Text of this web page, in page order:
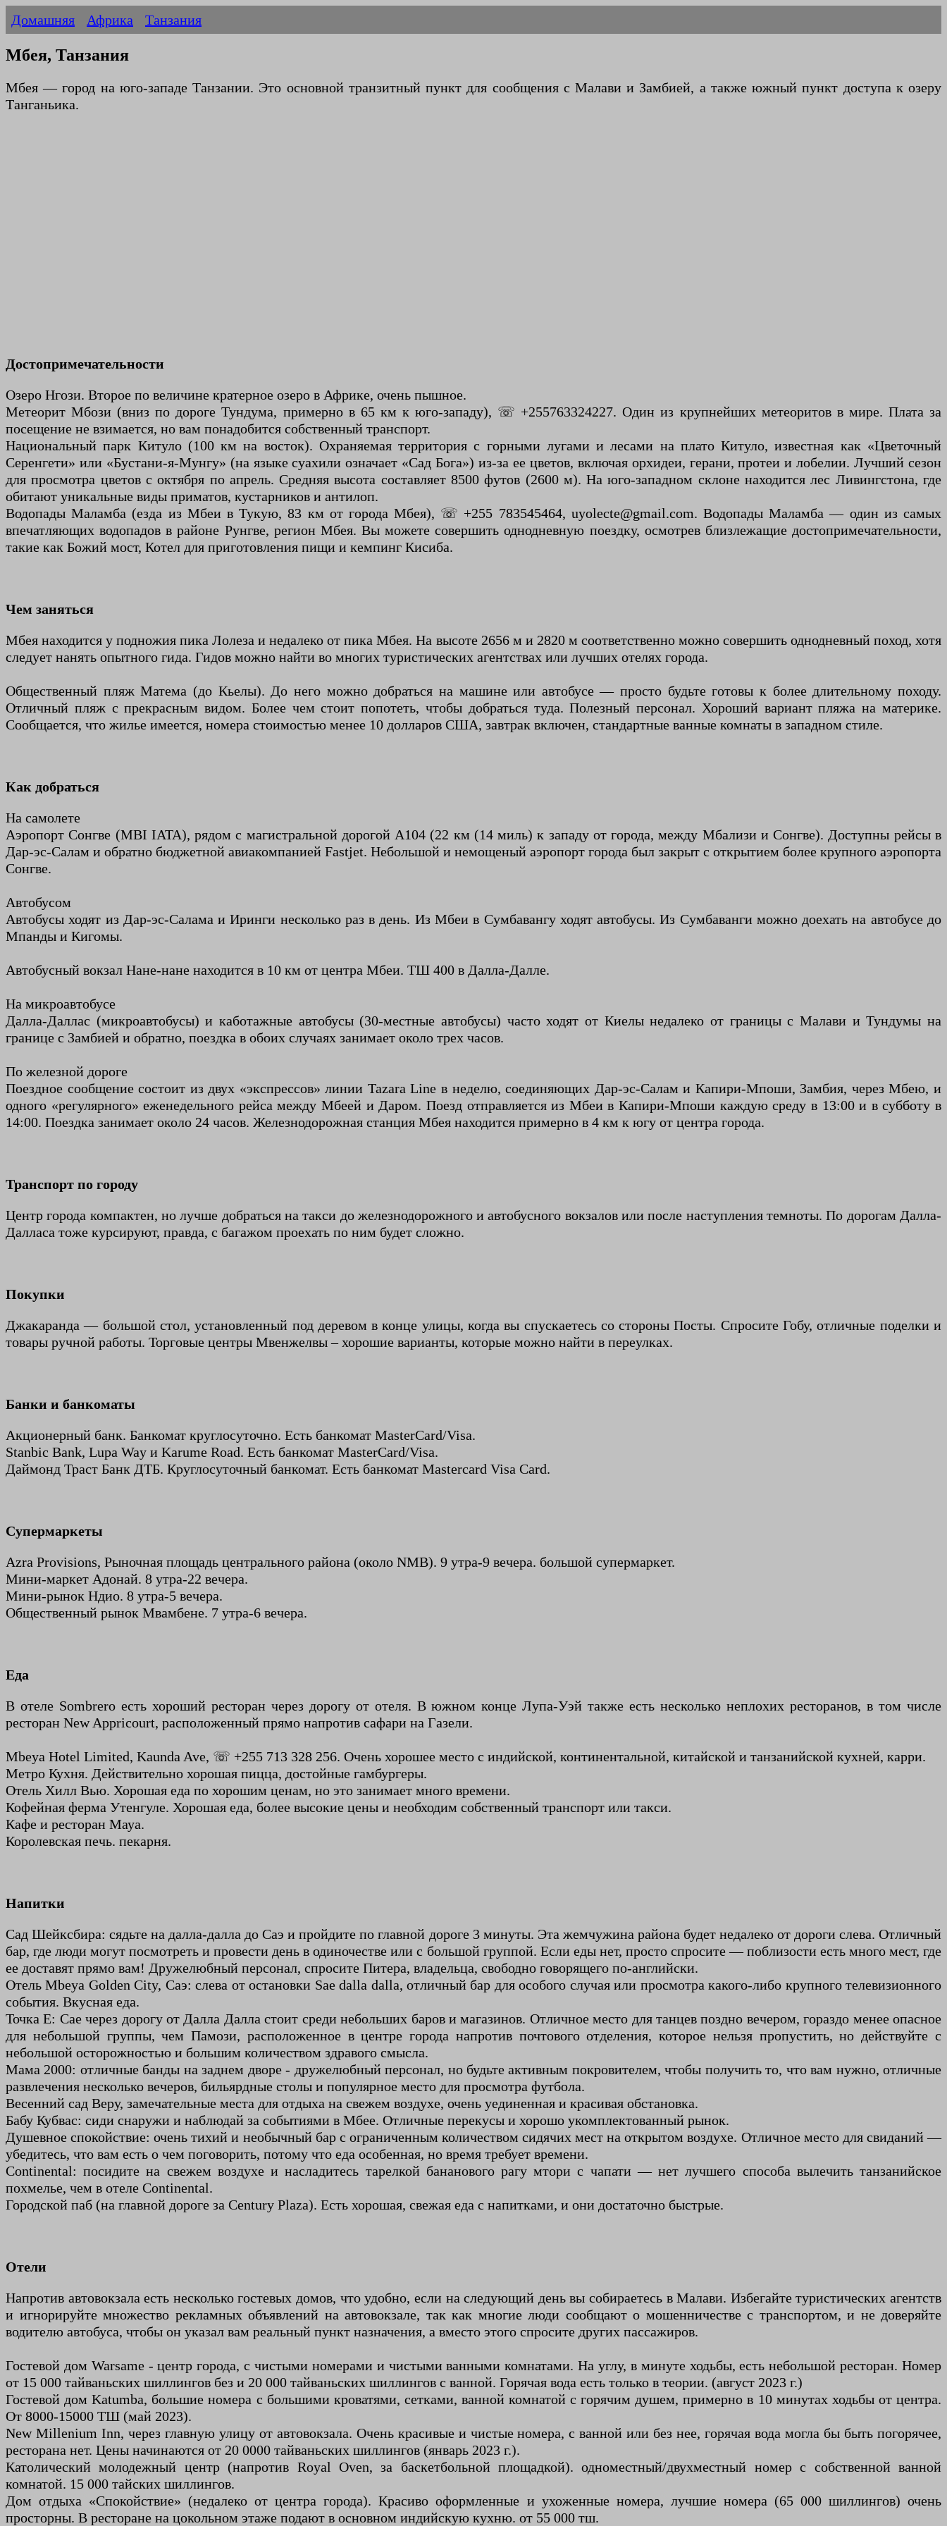
Домашняя Африка Танзания
Мбея, Танзания
Мбея — город на юго-западе Танзании. Это основной транзитный пункт для сообщения с Малави и Замбией, а также южный пункт доступа к озеру
Танганьика.
Достопримечательности
Озеро Нгози. Второе по величине кратерное озеро в Африке, очень пышное.
Метеорит Мбози (вниз по дороге Тундума, примерно в 65 км к юго-западу), ☏ +255763324227. Один из крупнейших метеоритов в мире. Плата за
посещение не взимается, но вам понадобится собственный транспорт.
Национальный парк Китуло (100 км на восток). Охраняемая территория с горными лугами и лесами на плато Китуло, известная как «Цветочный
Серенгети» или «Бустани-я-Мунгу» (на языке суахили означает «Сад Бога») из-за ее цветов, включая орхидеи, герани, протеи и лобелии. Лучший сезон
для просмотра цветов с октября по апрель. Средняя высота составляет 8500 футов (2600 м). На юго-западном склоне находится лес Ливингстона, где
обитают уникальные виды приматов, кустарников и антилоп.
Водопады Маламба (езда из Мбеи в Тукую, 83 км от города Мбея), ☏ +255 783545464, uyolecte@gmail.com. Водопады Маламба — один из самых
впечатляющих водопадов в районе Рунгве, регион Мбея. Вы можете совершить однодневную поездку, осмотрев близлежащие достопримечательности,
такие как Божий мост, Котел для приготовления пищи и кемпинг Кисиба.
Чем заняться
Мбея находится у подножия пика Лолеза и недалеко от пика Мбея. На высоте 2656 м и 2820 м соответственно можно совершить однодневный поход, хотя
следует нанять опытного гида. Гидов можно найти во многих туристических агентствах или лучших отелях города.
Общественный пляж Матема (до Кьелы). До него можно добраться на машине или автобусе — просто будьте готовы к более длительному походу.
Отличный пляж с прекрасным видом. Более чем стоит попотеть, чтобы добраться туда. Полезный персонал. Хороший вариант пляжа на материке.
Сообщается, что жилье имеется, номера стоимостью менее 10 долларов США, завтрак включен, стандартные ванные комнаты в западном стиле.
Как добраться
На самолете
Аэропорт Сонгве (MBI IATA), рядом с магистральной дорогой A104 (22 км (14 миль) к западу от города, между Мбализи и Сонгве). Доступны рейсы в
Дар-эс-Салам и обратно бюджетной авиакомпанией Fastjet. Небольшой и немощеный аэропорт города был закрыт с открытием более крупного аэропорта
Сонгве.
Автобусом
Автобусы ходят из Дар-эс-Салама и Иринги несколько раз в день. Из Мбеи в Сумбавангу ходят автобусы. Из Сумбаванги можно доехать на автобусе до
Мпанды и Кигомы.
Автобусный вокзал Нане-нане находится в 10 км от центра Мбеи. ТШ 400 в Далла-Далле.
На микроавтобусе
Далла-Даллас (микроавтобусы) и каботажные автобусы (30-местные автобусы) часто ходят от Киелы недалеко от границы с Малави и Тундумы на
границе с Замбией и обратно, поездка в обоих случаях занимает около трех часов.
По железной дороге
Поездное сообщение состоит из двух «экспрессов» линии Tazara Line в неделю, соединяющих Дар-эс-Салам и Капири-Мпоши, Замбия, через Мбею, и
одного «регулярного» еженедельного рейса между Мбеей и Даром. Поезд отправляется из Мбеи в Капири-Мпоши каждую среду в 13:00 и в субботу в
14:00. Поездка занимает около 24 часов. Железнодорожная станция Мбея находится примерно в 4 км к югу от центра города.
Транспорт по городу
Центр города компактен, но лучше добраться на такси до железнодорожного и автобусного вокзалов или после наступления темноты. По дорогам Далла-
Далласа тоже курсируют, правда, с багажом проехать по ним будет сложно.
Покупки
Джакаранда — большой стол, установленный под деревом в конце улицы, когда вы спускаетесь со стороны Посты. Спросите Гобу, отличные поделки и
товары ручной работы. Торговые центры Мвенжелвы – хорошие варианты, которые можно найти в переулках.
Банки и банкоматы
Акционерный банк. Банкомат круглосуточно. Есть банкомат MasterCard/Visa.
Stanbic Bank, Lupa Way и Karume Road. Есть банкомат MasterCard/Visa.
Даймонд Траст Банк ДТБ. Круглосуточный банкомат. Есть банкомат Mastercard Visa Card.
Супермаркеты
Azra Provisions, Рыночная площадь центрального района (около NMB). 9 утра-9 вечера. большой супермаркет.
Мини-маркет Адонай. 8 утра-22 вечера.
Мини-рынок Ндио. 8 утра-5 вечера.
Общественный рынок Мвамбене. 7 утра-6 вечера.
Еда
В отеле Sombrero есть хороший ресторан через дорогу от отеля. В южном конце Лупа-Уэй также есть несколько неплохих ресторанов, в том числе
ресторан New Appricourt, расположенный прямо напротив сафари на Газели.
Mbeya Hotel Limited, Kaunda Ave, ☏ +255 713 328 256. Очень хорошее место с индийской, континентальной, китайской и танзанийской кухней, карри.
Метро Кухня. Действительно хорошая пицца, достойные гамбургеры.
Отель Хилл Вью. Хорошая еда по хорошим ценам, но это занимает много времени.
Кофейная ферма Утенгуле. Хорошая еда, более высокие цены и необходим собственный транспорт или такси.
Кафе и ресторан Мауа.
Королевская печь. пекарня.
Напитки
Сад Шейксбира: сядьте на далла-далла до Саэ и пройдите по главной дороге 3 минуты. Эта жемчужина района будет недалеко от дороги слева. Отличный
бар, где люди могут посмотреть и провести день в одиночестве или с большой группой. Если еды нет, просто спросите — поблизости есть много мест, где
ее доставят прямо вам! Дружелюбный персонал, спросите Питера, владельца, свободно говорящего по-английски.
Отель Mbeya Golden City, Саэ: слева от остановки Sae dalla dalla, отличный бар для особого случая или просмотра какого-либо крупного телевизионного
события. Вкусная еда.
Точка E: Сае через дорогу от Далла Далла стоит среди небольших баров и магазинов. Отличное место для танцев поздно вечером, гораздо менее опасное
для небольшой группы, чем Памози, расположенное в центре города напротив почтового отделения, которое нельзя пропустить, но действуйте с
небольшой осторожностью и большим количеством здравого смысла.
Мама 2000: отличные банды на заднем дворе - дружелюбный персонал, но будьте активным покровителем, чтобы получить то, что вам нужно, отличные
развлечения несколько вечеров, бильярдные столы и популярное место для просмотра футбола.
Весенний сад Веру, замечательные места для отдыха на свежем воздухе, очень уединенная и красивая обстановка.
Бабу Кубвас: сиди снаружи и наблюдай за событиями в Мбее. Отличные перекусы и хорошо укомплектованный рынок.
Душевное спокойствие: очень тихий и необычный бар с ограниченным количеством сидячих мест на открытом воздухе. Отличное место для свиданий —
убедитесь, что вам есть о чем поговорить, потому что еда особенная, но время требует времени.
Continental: посидите на свежем воздухе и насладитесь тарелкой бананового рагу мтори с чапати — нет лучшего способа вылечить танзанийское
похмелье, чем в отеле Continental.
Городской паб (на главной дороге за Century Plaza). Есть хорошая, свежая еда с напитками, и они достаточно быстрые.
Отели
Напротив автовокзала есть несколько гостевых домов, что удобно, если на следующий день вы собираетесь в Малави. Избегайте туристических агентств
и игнорируйте множество рекламных объявлений на автовокзале, так как многие люди сообщают о мошенничестве с транспортом, и не доверяйте
водителю автобуса, чтобы он указал вам реальный пункт назначения, а вместо этого спросите других пассажиров.
Гостевой дом Warsame - центр города, с чистыми номерами и чистыми ванными комнатами. На углу, в минуте ходьбы, есть небольшой ресторан. Номер
от 15 000 тайваньских шиллингов без и 20 000 тайваньских шиллингов с ванной. Горячая вода есть только в теории. (август 2023 г.)
Гостевой дом Katumba, большие номера с большими кроватями, сетками, ванной комнатой с горячим душем, примерно в 10 минутах ходьбы от центра.
От 8000-15000 ТШ (май 2023).
New Millenium Inn, через главную улицу от автовокзала. Очень красивые и чистые номера, с ванной или без нее, горячая вода могла бы быть погорячее,
ресторана нет. Цены начинаются от 20 0000 тайваньских шиллингов (январь 2023 г.).
Католический молодежный центр (напротив Royal Oven, за баскетбольной площадкой). одноместный/двухместный номер с собственной ванной
комнатой. 15 000 тайских шиллингов.
Дом отдыха «Спокойствие» (недалеко от центра города). Красиво оформленные и ухоженные номера, лучшие номера (65 000 шиллингов) очень
просторны. В ресторане на цокольном этаже подают в основном индийскую кухню. от 55 000 тш.